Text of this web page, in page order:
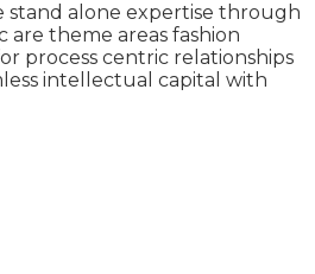
stand alone expertise through
theme areas fashion
process centric relationships
intellectual capital with